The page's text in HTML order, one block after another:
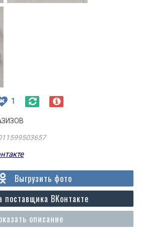
1
описание
поставщика ВКонтакте
Выгрузить фото